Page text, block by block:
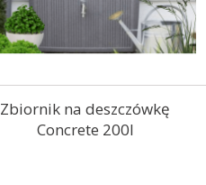
Zbiornik na deszczówkę
Concrete 200l